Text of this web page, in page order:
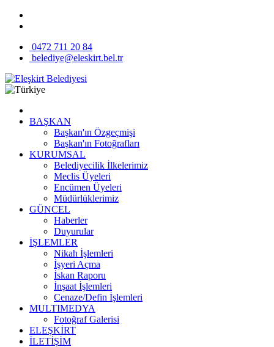
0472 711 20 84
belediye@eleskirt.bel.tr
BAŞKAN
Başkan'ın Özgeçmişi
Başkan'ın Fotoğrafları
KURUMSAL
Belediyecilik İlkelerimiz
Meclis Üyeleri
Encümen Üyeleri
Müdürlüklerimiz
GÜNCEL
Haberler
Duyurular
İŞLEMLER
Nikah İşlemleri
İşyeri Açma
İskan Raporu
İnşaat İşlemleri
Cenaze/Defin İşlemleri
MULTIMEDYA
Fotoğraf Galerisi
ELEŞKİRT
İLETİŞİM